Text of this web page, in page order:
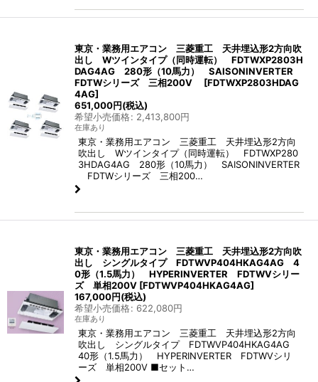
東京・業務用エアコン 三菱重工 天井埋込形2方向吹
出し Wツインタイプ（同時運転） FDTWXP2803H
DAG4AG 280形（10馬力） SAISONINVERTER
FDTWシリーズ 三相200V
[FDTWXP2803HDAG
4AG]
651,000円(税込)
希望小売価格: 2,413,800円
在庫あり
東京・業務用エアコン 三菱重工 天井埋込形2方向
吹出し Wツインタイプ（同時運転） FDTWXP280
3HDAG4AG 280形（10馬力） SAISONINVERTER
FDTWシリーズ 三相200…
東京・業務用エアコン 三菱重工 天井埋込形2方向吹
出し シングルタイプ FDTWVP404HKAG4AG 4
0形（1.5馬力） HYPERINVERTER FDTWVシリー
ズ 単相200V [FDTWVP404HKAG4AG]
167,000円(税込)
希望小売価格: 622,080円
在庫あり
東京・業務用エアコン 三菱重工 天井埋込形2方向
吹出し シングルタイプ FDTWVP404HKAG4AG
40形（1.5馬力） HYPERINVERTER FDTWVシリ
ーズ 単相200V ■セット…